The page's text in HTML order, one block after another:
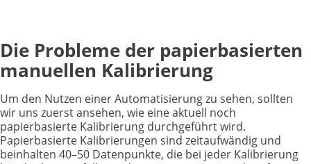
Die Probleme der papierbasierten
manuellen Kalibrierung
Um den Nutzen einer Automatisierung zu sehen, sollten
wir uns zuerst ansehen, wie eine aktuell noch
papierbasierte Kalibrierung durchgeführt wird.
Papierbasierte Kalibrierungen sind zeitaufwändig und
beinhalten 40–50 Datenpunkte, die bei jeder Kalibrierung